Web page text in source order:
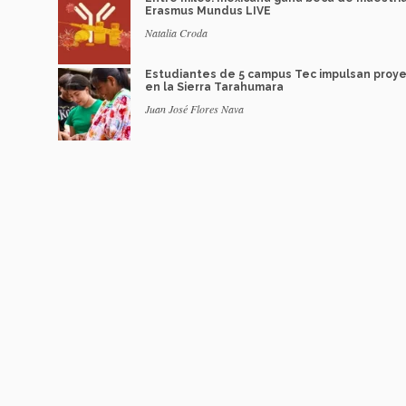
Erasmus Mundus LIVE
Natalia Croda
Estudiantes de 5 campus Tec impulsan
en la Sierra Tarahumara
Juan José Flores Nava